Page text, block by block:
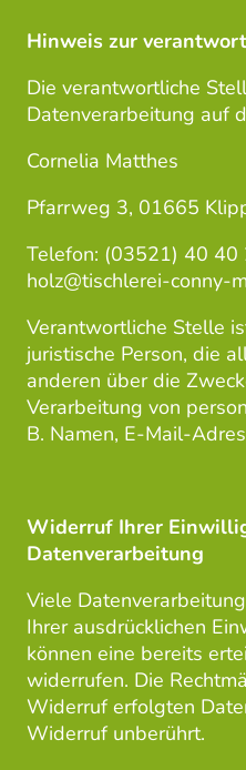
Hinweis zur
Die verantwortliche
Datenverarbeitung auf
Cornelia Matthes
Pfarrweg 3, 01665
Telefon: (03521) 40 40
holz@tischlerei-conny-
Verantwortliche Stelle
juristische Person, die
anderen über die
Verarbeitung von
B. Namen, E-Mail-
Widerruf Ihrer
Datenverarbeitung
Viele
Ihrer ausdrücklichen
können eine bereits
widerrufen. Die
Widerruf erfolgten
Widerruf unberührt.